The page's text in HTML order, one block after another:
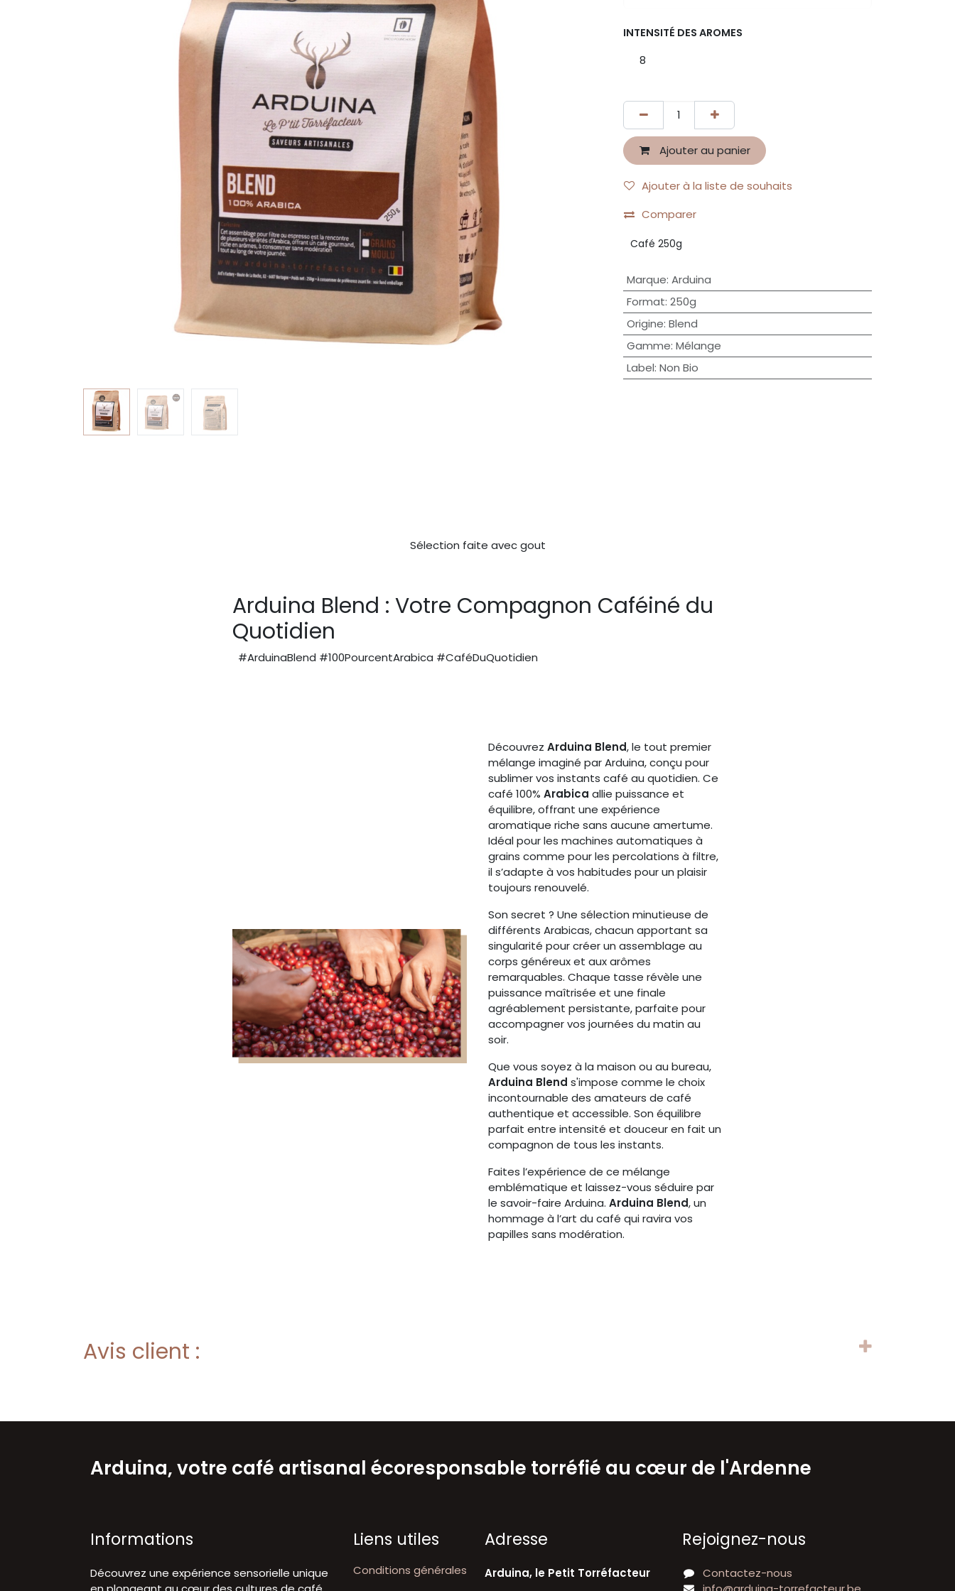
INTENSITÉ DES AROMES
8
Ajouter au panier
Ajouter à la liste de souhaits
Comparer
Café 250g
Marque: Arduina
Format: 250g
Origine: Blend
Gamme: Mélange
Label: Non Bio
Sélection faite avec gout
Arduina Blend : Votre Compagnon Caféiné du
Quotidien
#ArduinaBlend #100PourcentArabica #CaféDuQuotidien
Découvrez Arduina Blend, le tout premier
mélange imaginé par Arduina, conçu pour
sublimer vos instants café au quotidien. Ce
café 100% Arabica allie puissance et
équilibre, offrant une expérience
aromatique riche sans aucune amertume.
Idéal pour les machines automatiques à
grains comme pour les percolations à filtre,
il s’adapte à vos habitudes pour un plaisir
toujours renouvelé.
Son secret ? Une sélection minutieuse de
différents Arabicas, chacun apportant sa
singularité pour créer un assemblage au
corps généreux et aux arômes
remarquables. Chaque tasse révèle une
puissance maîtrisée et une finale
agréablement persistante, parfaite pour
accompagner vos journées du matin au
soir.
Que vous soyez à la maison ou au bureau,
Arduina Blend s'impose comme le choix
incontournable des amateurs de café
authentique et accessible. Son équilibre
parfait entre intensité et douceur en fait un
compagnon de tous les instants.
Faites l’expérience de ce mélange
emblématique et laissez-vous séduire par
le savoir-faire Arduina. Arduina Blend, un
hommage à l’art du café qui ravira vos
papilles sans modération.
Avis client :
Informations
Découvrez une expérience sensorielle unique
Rejoignez-nous
Contactez-nous
Arduina, votre café artisanal écoresponsable torréfié au cœur de l'Ardenne
A​dresse
Arduina, le Petit Torréfacteur
Liens utiles
Conditions générales